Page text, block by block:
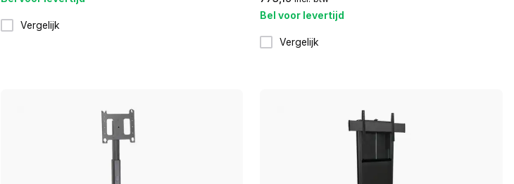
Vergelijk
Bel voor levertijd
Vergelijk